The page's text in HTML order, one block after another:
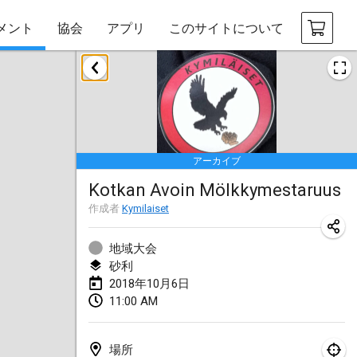
ント 協会 アプリ このサイトについて
アーカイブ
Kotkan Avoin Mölkkymestaruus
作成者 Kymilaiset
地域大会
砂利
2018年10月6日
11:00 AM
場所
2018年1月
Open des rois de Mölkky
2018年1月21日|フランス
Individuel du Garo
2018年1月21日|フランス
Tournoi d'Hiver
2018年1月27日
2018年1月27日
2018年2月